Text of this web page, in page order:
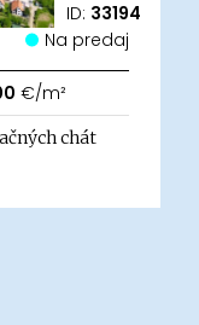
ID: 33194
Na predaj
€/m²
chát